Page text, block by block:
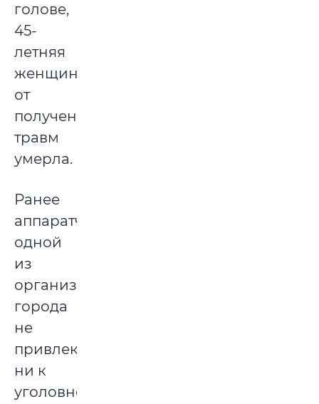
голове,
45-
летняя
женщина
от
полученных
травм
умерла.
Ранее
аппаратчик
одной
из
организаций
города
не
привлекался
ни к
уголовной,